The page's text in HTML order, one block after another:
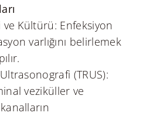
Kültürü: Enfeksiyon
varlığını belirlemek
(TRUS):
veziküller ve